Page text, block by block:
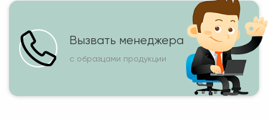
Вызвать менеджера
с образцами продукции